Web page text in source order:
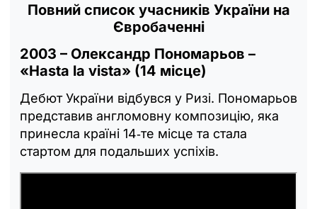
Повний список учасників України на
Євробаченні
2003 – Олександр Пономарьов –
«Hasta la vista» (14 місце)
Дебют України відбувся у Ризі. Пономарьов
представив англомовну композицію, яка
принесла країні 14‑те місце та стала
стартом для подальших успіхів.